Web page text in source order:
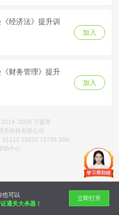
经济法》提升训
加入
《财务管理》提升
加入
2026 万题库
天科技有限公司
91110 10832 72789 36N
助中心
也可以
通关大杀器！
立即打开